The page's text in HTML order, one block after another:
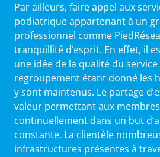
Par ailleurs, faire appel aux
podiatrique appartenant à un
professionnel comme
tranquillité d’esprit. En effet, il
une idée de la qualité du
regroupement étant donné les
y sont maintenus. Le partage
valeur permettant aux
continuellement dans un but
constante. La clientèle
infrastructures présentes à